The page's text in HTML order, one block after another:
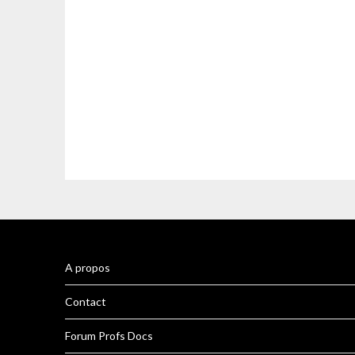
A propos
Contact
Forum Profs Docs